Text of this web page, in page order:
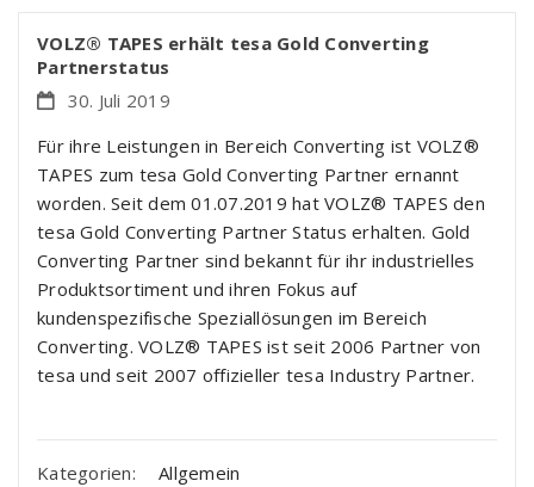
VOLZ® TAPES erhält tesa Gold Converting
Partnerstatus
30. Juli 2019
Für ihre Leistungen in Bereich Converting ist VOLZ®
TAPES zum tesa Gold Converting Partner ernannt
worden. Seit dem 01.07.2019 hat VOLZ® TAPES den
tesa Gold Converting Partner Status erhalten. Gold
Converting Partner sind bekannt für ihr industrielles
Produktsortiment und ihren Fokus auf
kundenspezifische Speziallösungen im Bereich
Converting. VOLZ® TAPES ist seit 2006 Partner von
tesa und seit 2007 offizieller tesa Industry Partner.
Kategorien: Allgemein